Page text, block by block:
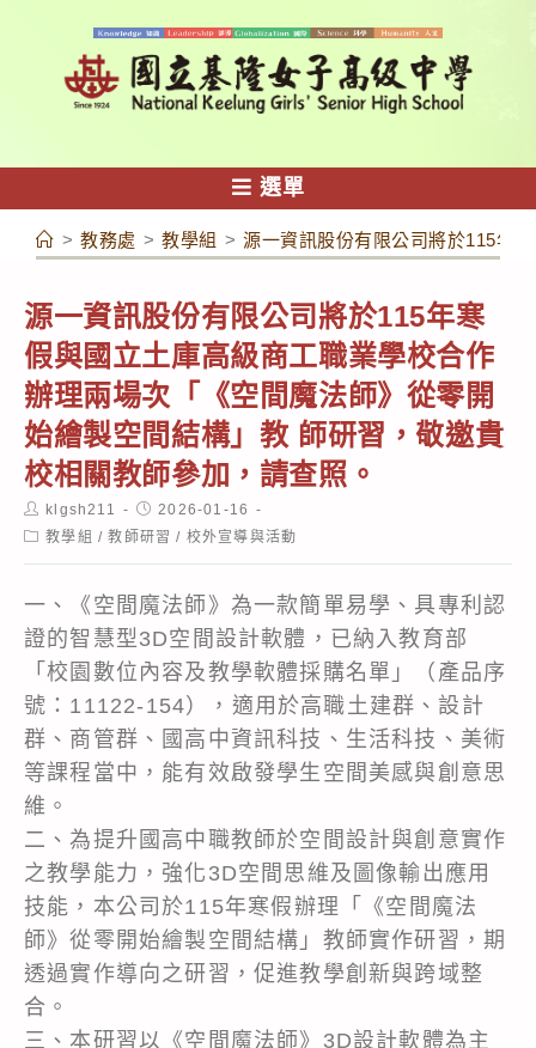
容
選單
> 教務處 > 教學組 > 源一資訊股份有限公司將於115年
源一資訊股份有限公司將於115年寒
假與國立土庫高級商工職業學校合作
辦理兩場次「《空間魔法師》從零開
始繪製空間結構」教 師研習，敬邀貴
校相關教師參加，請查照。
Post
author:
klgsh211
Post
published:
2026-01-16
Post教學組 / 教師研習 / 校外宣導與活動
一、《空間魔法師》為一款簡單易學、具專利認
證的智慧型3D空間設計軟體，已納入教育部
「校園數位內容及教學軟體採購名單」（產品序
號：11122-154），適用於高職土建群、設計
群、商管群、國高中資訊科技、生活科技、美術
等課程當中，能有效啟發學生空間美感與創意思
維。
二、為提升國高中職教師於空間設計與創意實作
之教學能力，強化3D空間思維及圖像輸出應用
技能，本公司於115年寒假辦理「《空間魔法
師》從零開始繪製空間結構」教師實作研習，期
透過實作導向之研習，促進教學創新與跨域整
合。
三、本研習以《空間魔法師》3D設計軟體為主